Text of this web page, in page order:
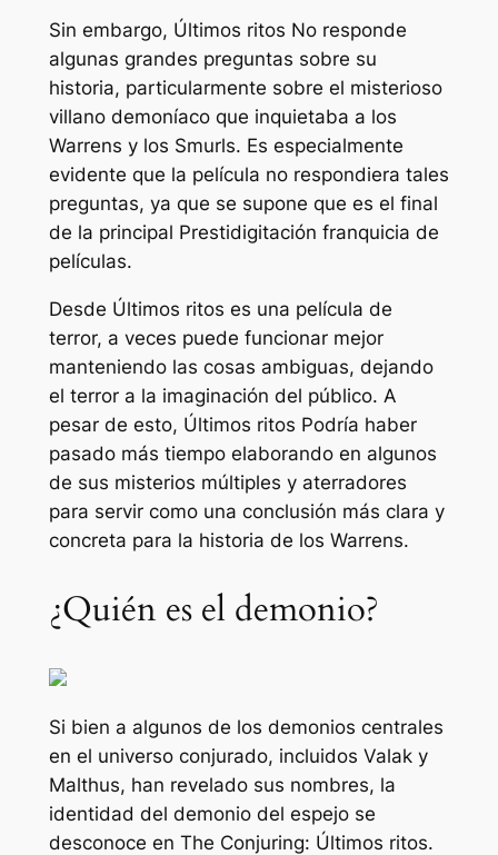
Sin embargo, Últimos ritos No responde
algunas grandes preguntas sobre su
historia, particularmente sobre el misterioso
villano demoníaco que inquietaba a los
Warrens y los Smurls. Es especialmente
evidente que la película no respondiera tales
preguntas, ya que se supone que es el final
de la principal Prestidigitación franquicia de
películas.
Desde Últimos ritos es una película de
terror, a veces puede funcionar mejor
manteniendo las cosas ambiguas, dejando
el terror a la imaginación del público. A
pesar de esto, Últimos ritos Podría haber
pasado más tiempo elaborando en algunos
de sus misterios múltiples y aterradores
para servir como una conclusión más clara y
concreta para la historia de los Warrens.
¿Quién es el demonio?
Si bien a algunos de los demonios centrales
en el universo conjurado, incluidos Valak y
Malthus, han revelado sus nombres, la
identidad del demonio del espejo se
desconoce en The Conjuring: Últimos ritos.